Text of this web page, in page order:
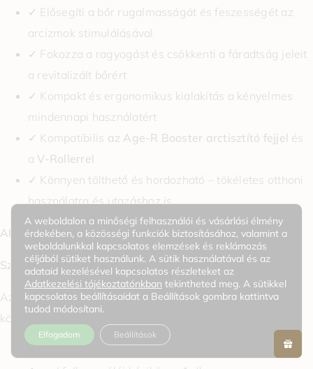
✓ Elősegíti a bőr rugalmasságát és feszességét az
arcizmok stimulálásával
✓ Fokozza a ragyogást és csökkenti a fáradtság jeleit
a revitalizált bőrért
✓ Kompakt és ergonomikus kialakítás a kényelmes
mindennapi használatért
✓ Kompatibilis az Age-R Booster arctisztító fejjel és
a V-Rollerrel
✓ Könnyen tölthető és hordozható – tökéletes otthoni
használatra és utazáshoz is
Akkumulátor:3,7 V / 700 mAh újratölthető.
Szín:bézs
Az AGE-R Booster Pro Mini Plus Beigecsomag a
következőket tartalmazza:
A weboldalon a minőségi felhasználói és vásárlási élmény
érdekében, a közösségi funkciók biztosításához, valamint a
weboldalunkkal kapcsolatos elemzések és reklámozás
céljából sütiket használunk. A sütik használatával és az
adataid kezelésével kapcsolatos részleteket az
Adatkezelési tájékoztatónkban tekintheted meg. A sütikkel
kapcsolatos beállításaidat a Beállítások gombra kattintva
tudod módosítani.
Elfogadom Beállítások